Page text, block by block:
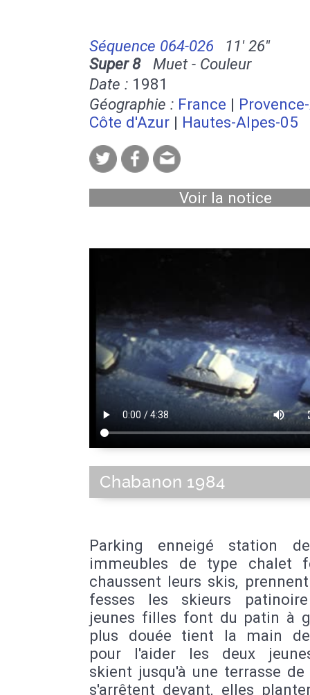
Séquence 064-026
11' 26''
Super 8Muet - Couleur
Date : 1981
Géographie : France |
Côte d'Azur | Hautes-Alpes-05
Voir la notice
Chabanon 1984
Parking enneigé station
immeubles de type chalet
chaussent leurs skis,
fesses les skieurs
jeunes filles font du patin à
plus douée tient la main
pour l'aider les deux
skient jusqu'à une terrasse
s'arrêtent devant, elles